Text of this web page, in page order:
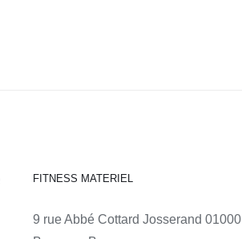
FITNESS MATERIEL
9 rue Abbé Cottard Josserand 01000